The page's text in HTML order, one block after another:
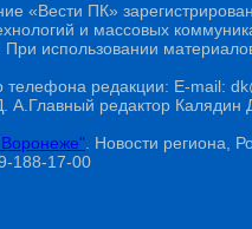
«Вести ПК»
и массовых
использовании
телефона редакции: E-mail:
А.Главный редактор
. Новости региона,
188-17-00